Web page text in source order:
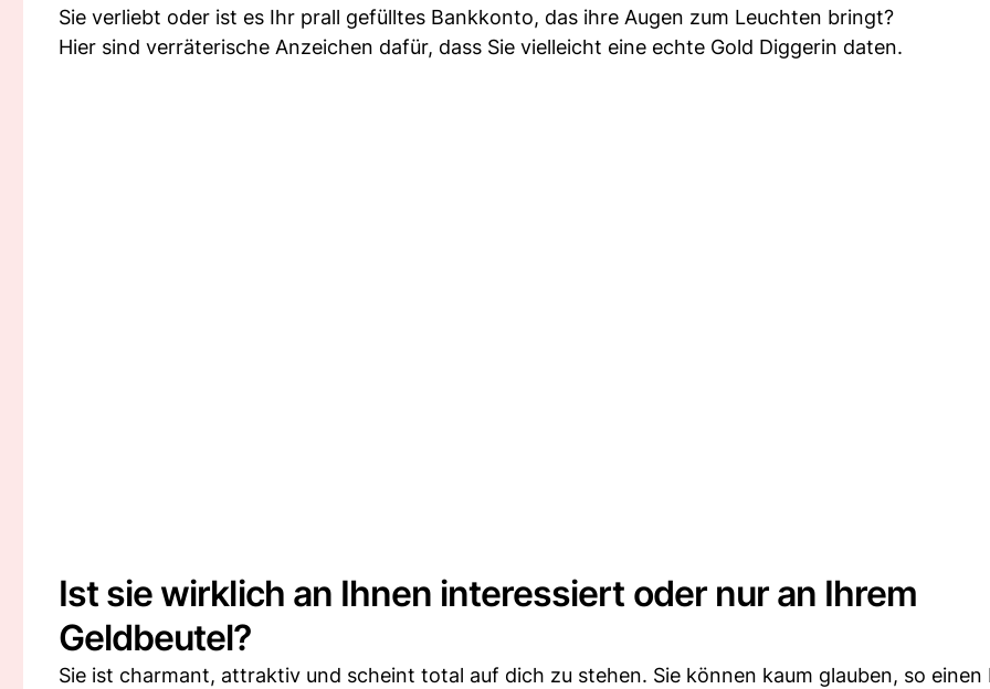
Sie verliebt oder ist es Ihr prall gefülltes Bankkonto, das ihre Augen zum Leuchten bringt?
Hier sind verräterische Anzeichen dafür, dass Sie vielleicht eine echte Gold Diggerin daten.
Ist sie wirklich an Ihnen interessiert oder nur an Ihrem
Geldbeutel?
Sie ist charmant, attraktiv und scheint total auf dich zu stehen. Sie können kaum glauben, so einen